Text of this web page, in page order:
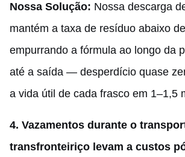
Nossa Solução: Nossa descarga
mantém a taxa de resíduo abaixo
empurrando a fórmula ao longo da
até a saída — desperdício quase
a vida útil de cada frasco em 1–1,5
4. Vazamentos durante o
transfronteiriço levam a custos